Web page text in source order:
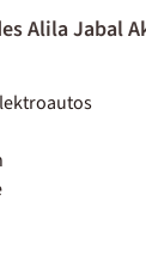
Alila Jabal